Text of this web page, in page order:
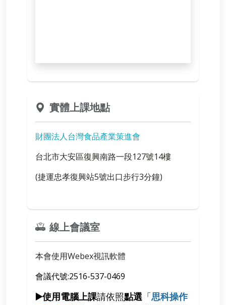
實體上課地點
財團法人台灣食品產業策進會
台北市大安區復興南路一段127號14樓
(捷運忠孝復興站5號出口步行3分鐘)
線上會議室
本會使用Webex視訊軟體
會議代號:2516-537-0469
▶️使用 電腦上課請依照點選 「 思科操作